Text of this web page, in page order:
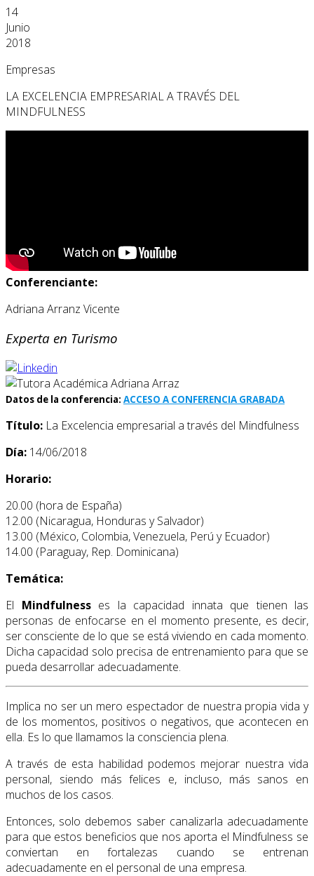
14
Junio
2018
Empresas
LA EXCELENCIA EMPRESARIAL A TRAVÉS DEL
MINDFULNESS
Conferenciante:
Adriana Arranz Vicente
Experta en Turismo
Datos de la conferencia: ACCESO A CONFERENCIA GRABADA
Título: La Excelencia empresarial a través del Mindfulness
Día: 14/06/2018
Horario:
20.00 (hora de España)
12.00 (Nicaragua, Honduras y Salvador)
13.00 (México, Colombia, Venezuela, Perú y Ecuador)
14.00 (Paraguay, Rep. Dominicana)
Temática:
El Mindfulnesses la capacidad innata que tienen las
personas de enfocarse en el momento presente, es decir,
ser consciente de lo que se está viviendo en cada momento.
Dicha capacidad solo precisa de entrenamiento para que se
pueda desarrollar adecuadamente.
Implica no ser un mero espectador de nuestra propia vida y
de los momentos, positivos o negativos, que acontecen en
ella. Es lo que llamamos la consciencia plena.
A través de esta habilidad podemos mejorar nuestra vida
personal, siendo más felices e, incluso, más sanos en
muchos de los casos.
Entonces, solo debemos saber canalizarla adecuadamente
para que estos beneficios que nos aporta el Mindfulness se
conviertan en fortalezas cuando se entrenan
adecuadamente en el personal de una empresa.